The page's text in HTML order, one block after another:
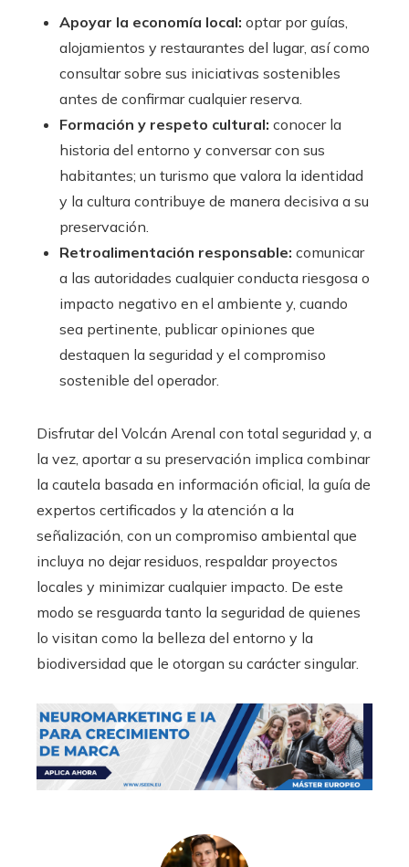
Apoyar la economía local: optar por guías,
alojamientos y restaurantes del lugar, así como
consultar sobre sus iniciativas sostenibles
antes de confirmar cualquier reserva.
Formación y respeto cultural: conocer la
historia del entorno y conversar con sus
habitantes; un turismo que valora la identidad
y la cultura contribuye de manera decisiva a su
preservación.
Retroalimentación responsable: comunicar
a las autoridades cualquier conducta riesgosa o
impacto negativo en el ambiente y, cuando
sea pertinente, publicar opiniones que
destaquen la seguridad y el compromiso
sostenible del operador.
Disfrutar del Volcán Arenal con total seguridad y, a
la vez, aportar a su preservación implica combinar
la cautela basada en información oficial, la guía de
expertos certificados y la atención a la
señalización, con un compromiso ambiental que
incluya no dejar residuos, respaldar proyectos
locales y minimizar cualquier impacto. De este
modo se resguarda tanto la seguridad de quienes
lo visitan como la belleza del entorno y la
biodiversidad que le otorgan su carácter singular.